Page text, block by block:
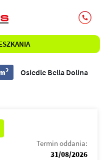
2 Osiedle Bella Dolina
Termin oddania:
31/08/2026